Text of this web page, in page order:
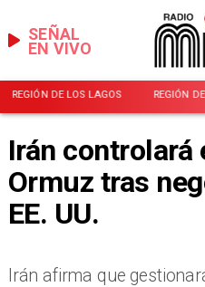
EN VIVO
SEÑAL
REGIÓN DE LOS LAGOS REGIÓN
Irán controlará
Ormuz tras
EE. UU.
Irán afirma que